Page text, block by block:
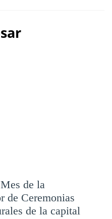
de la
de Ceremonias
de la capital